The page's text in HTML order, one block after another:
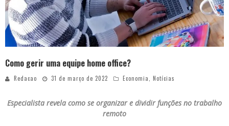
Como gerir uma equipe home office?
Redacao 31 de março de 2022 Economia, Notícias
Especialista revela como se organizar e dividir funções no trabalho
remoto